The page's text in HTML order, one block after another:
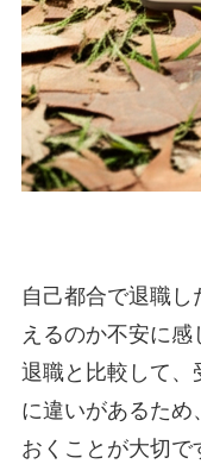
自己都合で退職し
えるのか不安に
退職と比較して、
に違いがあるため
おくことが大切で